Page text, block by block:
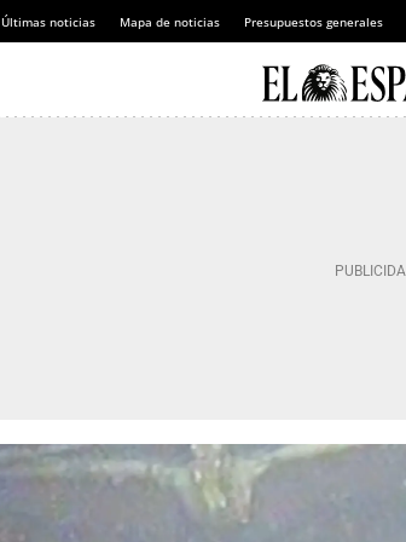
Últimas noticias Mapa de noticias Presupuestos generales